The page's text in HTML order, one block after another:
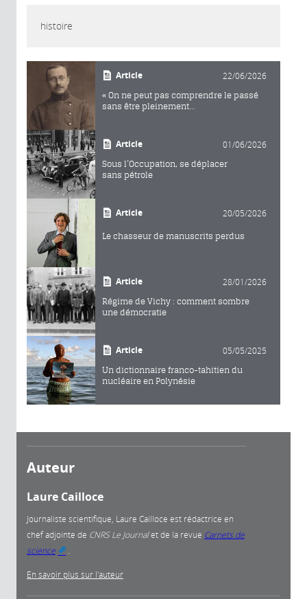
histoire
Article 22/06/2026
« On ne peut pas comprendre le passé
sans être pleinement...
Article 01/06/2026
Sous l’Occupation, se déplacer
sans pétrole
Article 20/05/2026
Le chasseur de manuscrits perdus
Article 28/01/2026
Régime de Vichy : comment sombre
une démocratie
Article 05/05/2025
Un dictionnaire franco-tahitien du
nucléaire en Polynésie
Auteur
Laure Cailloce
Journaliste scientifique, Laure Cailloce est rédactrice en
chef adjointe de CNRS Le Journalet de la revue Carnets de
science
En savoir plus sur l'auteur